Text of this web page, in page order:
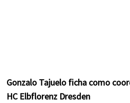
Gonzalo Tajuelo ficha como
HC Elbflorenz Dresden